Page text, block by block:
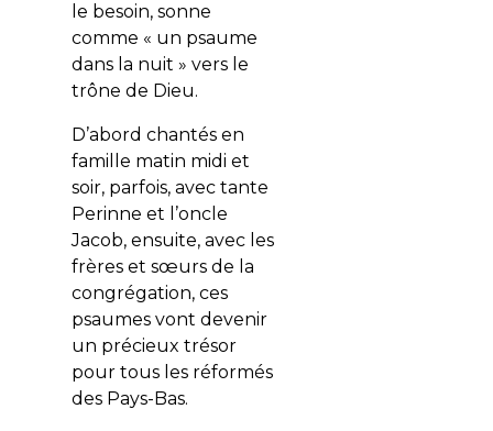
le besoin, sonne
comme « un psaume
dans la nuit » vers le
trône de Dieu.
D’abord chantés en
famille matin midi et
soir, parfois, avec tante
Perinne et l’oncle
Jacob, ensuite, avec les
frères et sœurs de la
congrégation, ces
psaumes vont devenir
un précieux trésor
pour tous les réformés
des Pays-Bas.